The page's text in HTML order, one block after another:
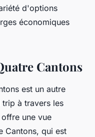
d'options
économiques
Cantons
est un autre
à travers les
une vue
Cantons, qui est